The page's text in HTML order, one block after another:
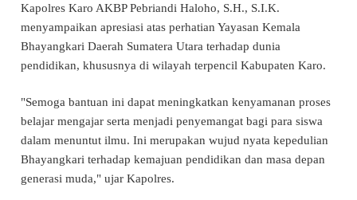
Kapolres Karo AKBP Pebriandi Haloho, S.H., S.I.K.
menyampaikan apresiasi atas perhatian Yayasan Kemala
Bhayangkari Daerah Sumatera Utara terhadap dunia
pendidikan, khususnya di wilayah terpencil Kabupaten Karo.
"Semoga bantuan ini dapat meningkatkan kenyamanan proses
belajar mengajar serta menjadi penyemangat bagi para siswa
dalam menuntut ilmu. Ini merupakan wujud nyata kepedulian
Bhayangkari terhadap kemajuan pendidikan dan masa depan
generasi muda," ujar Kapolres.